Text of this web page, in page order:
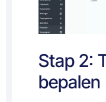
Stap 2:
bepalen